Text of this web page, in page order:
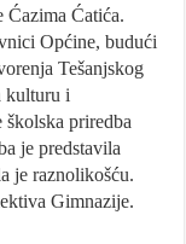
Ćazima Ćatića.
Općine, budući
Tešanjskog
kulturu i
priredba
je predstavila
je raznolikošću.
Gimnazije.